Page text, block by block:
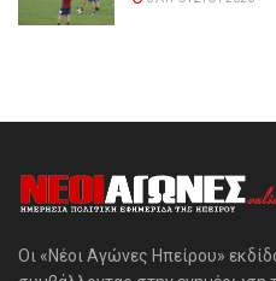
Οι «Νέοι Αγώνες Ηπείρου»